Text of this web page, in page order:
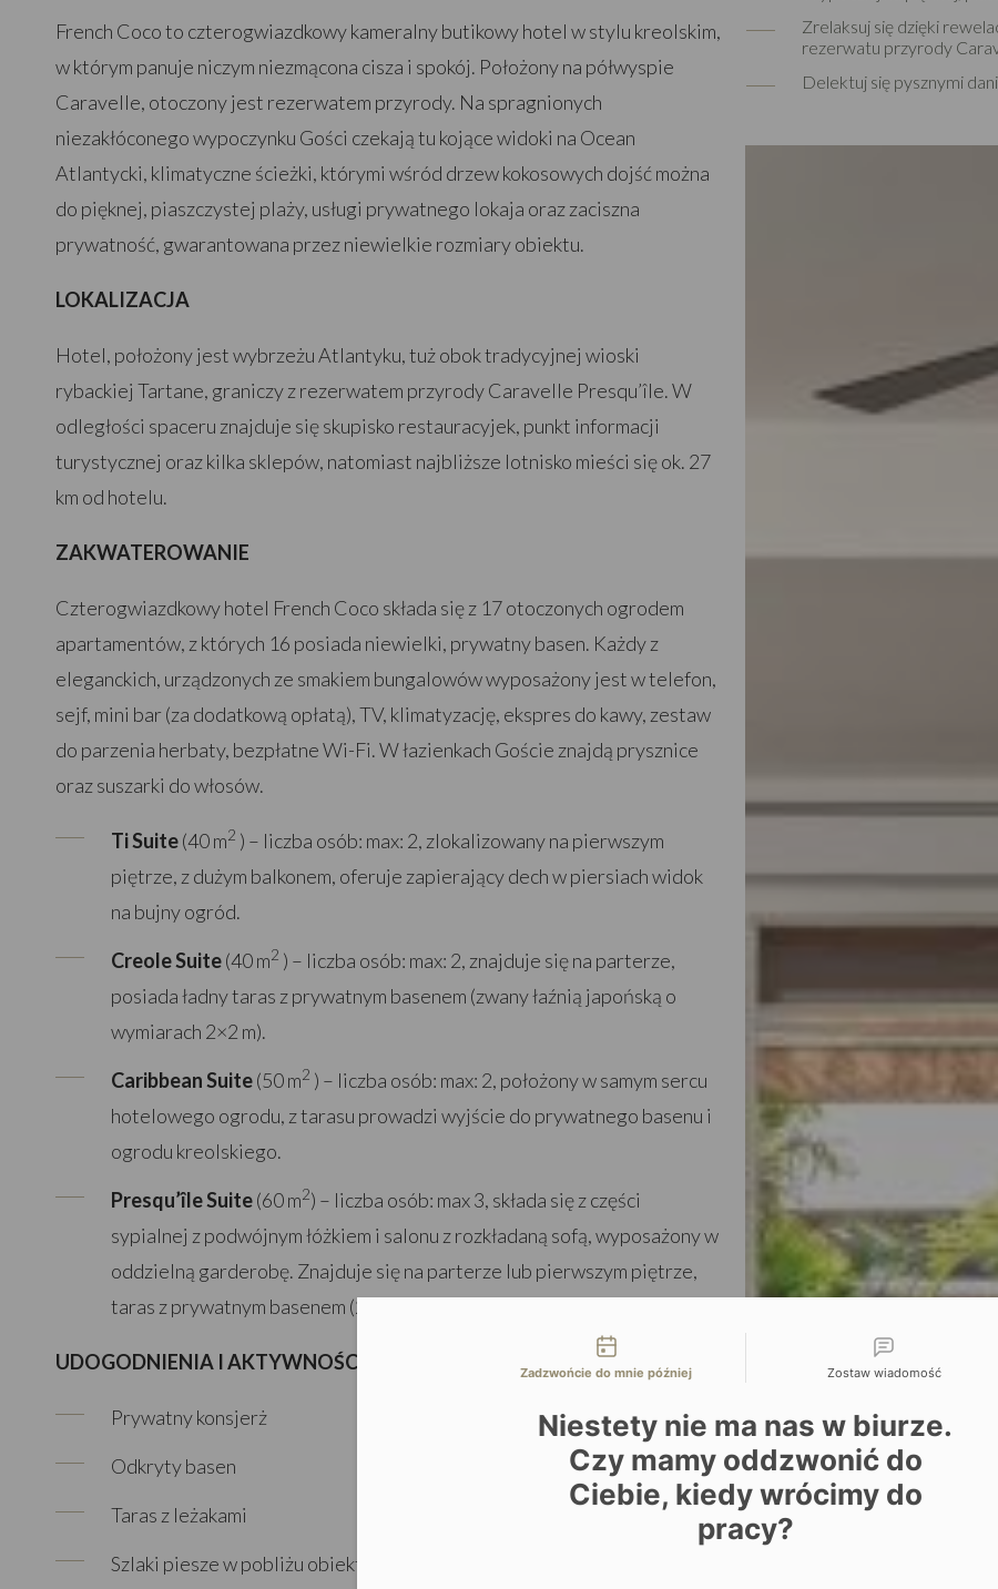
French Coco to czterogwiazdkowy kameralny butikowy hotel w stylu kreolskim,
w którym panuje niczym niezmącona cisza i spokój. Położony na półwyspie
Caravelle, otoczony jest rezerwatem przyrody. Na spragnionych
niezakłóconego wypoczynku Gości czekają tu kojące widoki na Ocean
Atlantycki, klimatyczne ścieżki, którymi wśród drzew kokosowych dojść można
do pięknej, piaszczystej plaży, usługi prywatnego lokaja oraz zaciszna
prywatność, gwarantowana przez niewielkie rozmiary obiektu.
LOKALIZACJA
Hotel, położony jest wybrzeżu Atlantyku, tuż obok tradycyjnej wioski
rybackiej Tartane, graniczy z rezerwatem przyrody Caravelle Presqu’île. W
odległości spaceru znajduje się skupisko restauracyjek, punkt informacji
turystycznej oraz kilka sklepów, natomiast najbliższe lotnisko mieści się ok. 27
km od hotelu.
ZAKWATEROWANIE
Czterogwiazdkowy hotel French Coco składa się z 17 otoczonych ogrodem
apartamentów, z których 16 posiada niewielki, prywatny basen. Każdy z
eleganckich, urządzonych ze smakiem bungalowów wyposażony jest w telefon,
sejf, mini bar (za dodatkową opłatą), TV, klimatyzację, ekspres do kawy, zestaw
do parzenia herbaty, bezpłatne Wi-Fi. W łazienkach Goście znajdą prysznice
oraz suszarki do włosów.
Ti Suite(40 m2 ­ ) – liczba osób: max: 2, zlokalizowany na pierwszym
piętrze, z dużym balkonem, oferuje zapierający dech w piersiach widok
na bujny ogród.
Creole Suite(40 m2 ­ ) – liczba osób: max: 2, znajduje się na parterze,
posiada ładny taras z prywatnym basenem (zwany łaźnią japońską o
wymiarach 2×2 m).
Caribbean Suite(50 m2 ­ ) – liczba osób: max: 2, położony w samym sercu
hotelowego ogrodu, z tarasu prowadzi wyjście do prywatnego basenu i
ogrodu kreolskiego.
Presqu’île Suite(60 m2) – liczba osób: max 3, składa się z części
sypialnej z podwójnym łóżkiem i salonu z rozkładaną sofą, wyposażony w
oddzielną garderobę. Znajduje się na parterze lub pierwszym piętrze,
taras z prywatnym basenem (2×3 m).
UDOGODNIENIA I AKTYWNOŚCI
Prywatny konsjerż
Odkryty basen
Taras z leżakami
Szlaki piesze w pobliżu obiektu
Zrelaksuj się dzięki
rezerwatu przyrody
Delektuj się pysznymi
Możliwości kontaktu
Zadzwońcie do mnie później Zostaw wiadomość
Niestety nie ma nas w biurze.
Czy mamy oddzwonić do
Ciebie, kiedy wrócimy do
pracy?